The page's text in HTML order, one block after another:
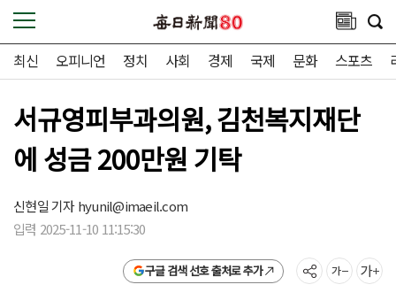
최신 오피니언 정치 사회 경제 국제 문화 스포츠
서규영피부과의원, 김천복지재단
에 성금 200만원 기탁
신현일 기자hyunil@imaeil.com
입력 2025-11-10 11:15:30
구글 검색 선호 출처로 추가